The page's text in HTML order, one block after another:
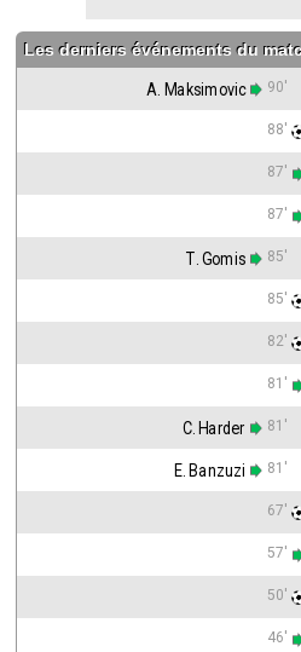
Les derniers événements du
A. Maksimovic 90'
88'
87'
87'
T. Gomis 85'
85'
82'
81'
C. Harder 81'
E. Banzuzi 81'
67'
57'
50'
46'